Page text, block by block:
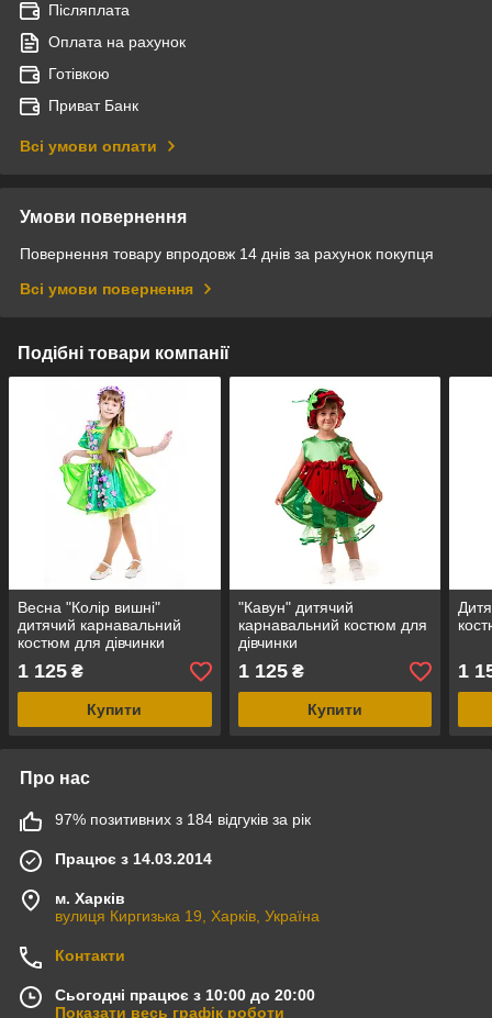
Післяплата
Оплата на рахунок
Готівкою
Приват Банк
Всі умови оплати
Умови повернення
Повернення товару впродовж 14 днів за рахунок покупця
Всі умови повернення
Подібні товари компанії
Весна "Колір вишні"
дитячий карнавальний
костюм для дівчинки
1 125 ₴
Купити
"Кавун" дитячий
карнавальний костюм для
дівчинки
1 125₴
Купити
1
Про нас
97% позитивних з 184 відгуків за рік
Працює з 14.03.2014
м. Харків
вулиця Киргизька 19, Харків, Україна
Контакти
Сьогодні працює з 10:00 до 20:00
Показати весь графік роботи